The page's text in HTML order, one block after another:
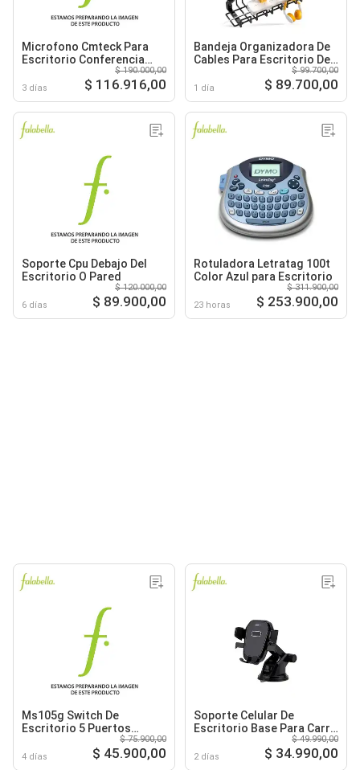
Microfono Cmteck Para
Escritorio Conferencia
3 días
$ 190.000,00
$ 116.916,00
Bandeja Organizadora De
Cables Para Escritorio De
1 día
$ 99.700,00
$ 89.700,00
Soporte Cpu Debajo Del
Escritorio O Pared
6 días
$ 120.000,00
$ 89.900,00
Rotuladora Letratag 100t
Color Azul para Escritorio
23 horas
$ 311.900,00
$ 253.900,00
Ms105g Switch De
Escritorio 5 Puertos
4 días
$ 75.900,00
$ 45.900,00
Soporte Celular De
Escritorio Base Para Carro
2 días
$ 49.990,00
$ 34.990,00